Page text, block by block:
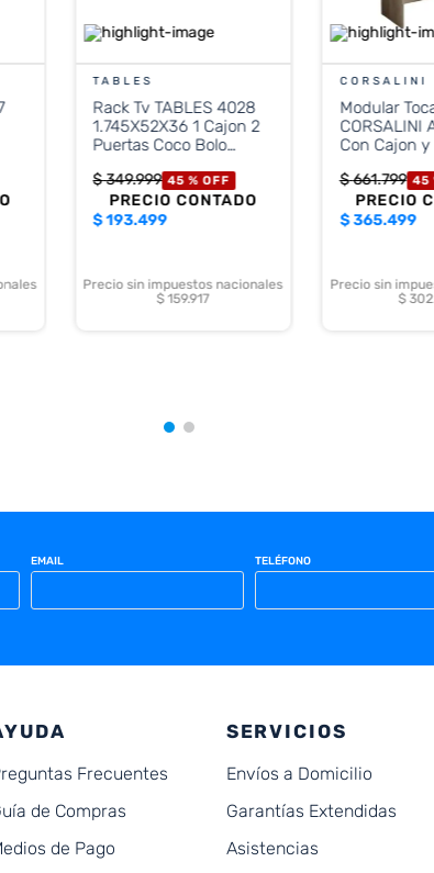
TABLES
Rack Tv TABLES 4028
1.745X52X36 1 Cajon 2
Puertas Coco Bolo
$349.999 45 % OFF
PRECIO CONTADO
$193.499
Precio sin impuestos nacionales
$ 159.917
CORSALINI
Modular
CORSALINI
Con Cajon y
$661.799 45
PRECIO
$365.499
Precio sin
$
EMAIL TELÉFONO
Frecuentes
de Compras
de Pago
SERVICIOS
Envíos a Domicilio
Garantías Extendidas
Asistencias